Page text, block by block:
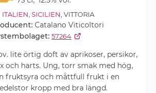
ITALIEN SICILIEN , VITTORIA
Catalano Viticoltori
57264
lite örtig doft av aprikoser, persikor,
och harts. Ung, torr smak med hög,
fruktsyra och måttfull frukt i en
kropp med bra längd.